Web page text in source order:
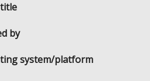
by
system/platform